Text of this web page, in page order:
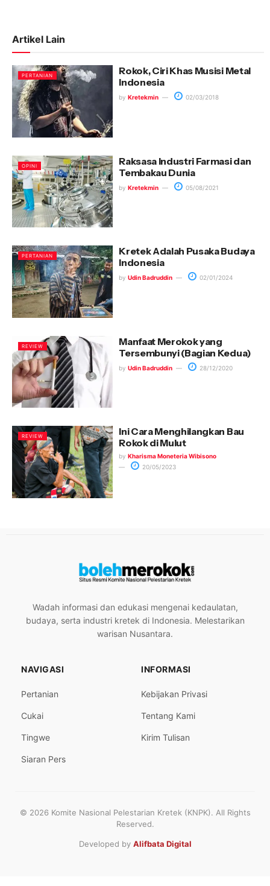
Artikel Lain
PERTANIAN
Rokok, Ciri Khas Musisi Metal
Indonesia
by Kretekmin 02/03/2018
OPINI
Raksasa Industri Farmasi dan
Tembakau Dunia
by Kretekmin 05/08/2021
PERTANIAN
Kretek Adalah Pusaka Budaya
Indonesia
by Udin Badruddin 02/01/2024
REVIEW
Manfaat Merokok yang
Tersembunyi (Bagian Kedua)
by Udin Badruddin 28/12/2020
REVIEW
Ini Cara Menghilangkan Bau
Rokok di Mulut
by Kharisma Moneteria Wibisono
20/05/2023
Wadah informasi dan edukasi mengenai kedaulatan,
budaya, serta industri kretek di Indonesia. Melestarikan
warisan Nusantara.
NAVIGASI
Pertanian
Cukai
Tingwe
Siaran Pers
INFORMASI
Kebijakan Privasi
Tentang Kami
Kirim Tulisan
© 2026 Komite Nasional Pelestarian Kretek (KNPK). All Rights
Reserved.
Developed by Alifbata Digital